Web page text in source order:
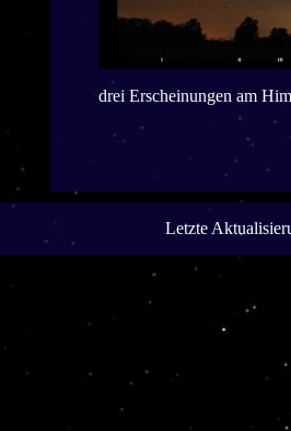
drei Erscheinungen am
Letzte